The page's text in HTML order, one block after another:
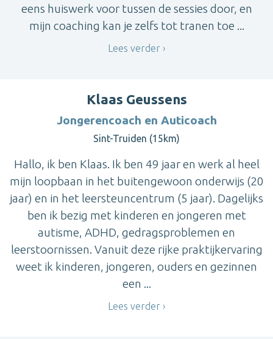
eens huiswerk voor tussen de sessies door, en
mijn coaching kan je zelfs tot tranen toe ...
Lees verder
Klaas Geussens
Jongerencoach en Auticoach
Sint-Truiden (15km)
Hallo, ik ben Klaas. Ik ben 49 jaar en werk al heel
mijn loopbaan in het buitengewoon onderwijs (20
jaar) en in het leersteuncentrum (5 jaar). Dagelijks
ben ik bezig met kinderen en jongeren met
autisme, ADHD, gedragsproblemen en
leerstoornissen. Vanuit deze rijke praktijkervaring
weet ik kinderen, jongeren, ouders en gezinnen
een ...
Lees verder